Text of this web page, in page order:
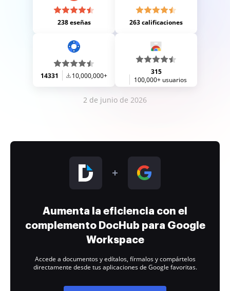
238 eseñas 263 calificaciones
14331 10,000,000+
315
100,000+ usuarios
2 de junio de 2026
Aumenta la eficiencia con el
complemento DocHub para Google
Workspace
Accede a documentos y edítalos, fírmalos y compártelos
directamente desde tus aplicaciones de Google favoritas.